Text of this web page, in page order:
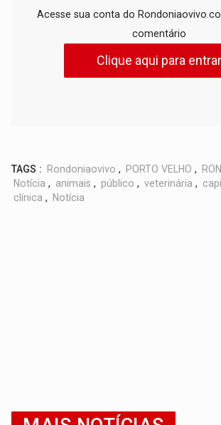
Acesse sua conta do
comentário
Clique aqui para entrar
TAGS : Rondoniaovivo , PORTO VELHO ,
Notícia , animais , público , veterinária ,
clínica , Notícia